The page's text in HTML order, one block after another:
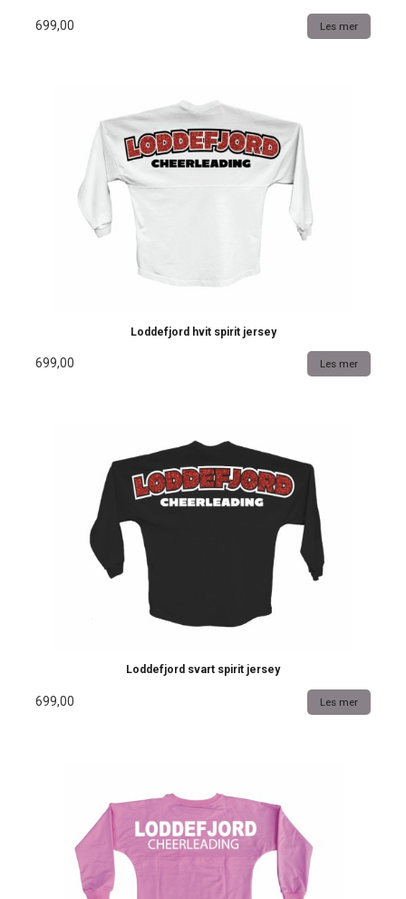
699,00 Les mer
Loddefjord hvit spirit jersey
699,00 Les mer
Loddefjord svart spirit jersey
699,00 Les mer